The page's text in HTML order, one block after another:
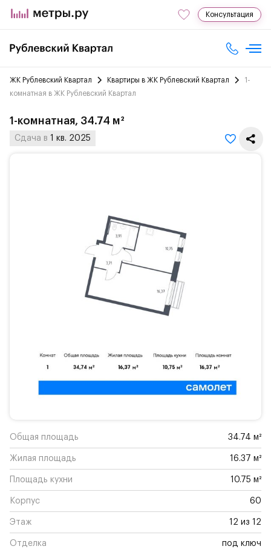
Консультация
ЖК Рублевский Квартал Квартиры в ЖК Рублевский Квартал
1-
комнатная в ЖК Рублевский Квартал
1-комнатная, 34.74 м²
Сдача в 1 кв. 2025
Общая площадь 34.74 м²
Жилая площадь 16.37 м²
Площадь кухни 10.75 м²
Корпус 60
Этаж 12 из 12
Отделка под ключ